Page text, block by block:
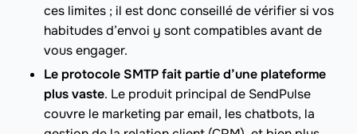
ces limites ; il est donc conseillé de vérifier si vos
habitudes d’envoi y sont compatibles avant de
vous engager.
Le protocole SMTP fait partie d’une plateforme
plus vaste. Le produit principal de SendPulse
couvre le marketing par email, les chatbots, la